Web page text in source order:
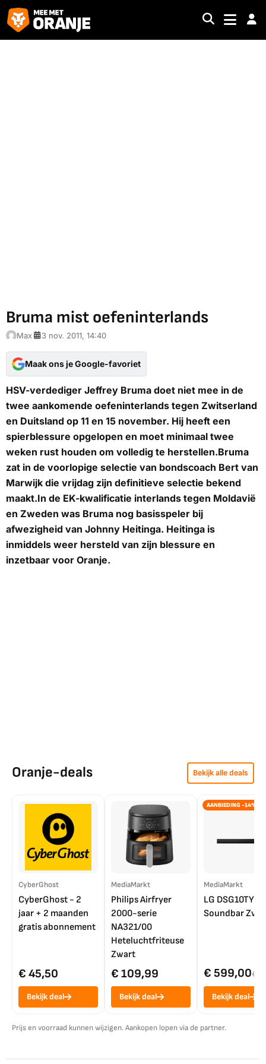
Bruma mist oefeninterlands
Max 3 nov. 2011, 14:40
Maak ons je Google-favoriet
HSV-verdediger Jeffrey Bruma doet niet mee in de
twee aankomende oefeninterlands tegen Zwitserland
en Duitsland op 11 en 15 november. Hij heeft een
spierblessure opgelopen en moet minimaal twee
weken rust houden om volledig te herstellen.Bruma
zat in de voorlopige selectie van bondscoach Bert van
Marwijk die vrijdag zijn definitieve selectie bekend
maakt.In de EK-kwalificatie interlands tegen Moldavië
en Zweden was Bruma nog basisspeler bij
afwezigheid van Johnny Heitinga. Heitinga is
inmiddels weer hersteld van zijn blessure en
inzetbaar voor Oranje.
Oranje-deals Bekijk alle deals
CyberGhost
CyberGhost - 2
jaar + 2 maanden
gratis abonnement
€ 45,50
Bekijk deal
MediaMarkt
Philips Airfryer
2000-serie
NA321/00
Heteluchtfriteuse
Zwart
€ 109,99
Bekijk deal
AANBIEDING -14%
MediaMarkt
LG DSG10TY
Soundbar
€ 599,00€
Bekijk deal
Prijs en voorraad kunnen wijzigen. Aankopen lopen via de partner.